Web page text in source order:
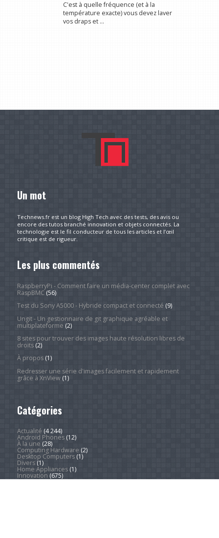
C'est à quelle fréquence (et à la
température exacte) vous devez laver
vos draps et ...
Un mot
Technews.fr est un blog High Tech avec des tests, des avis ou
encore des tutos branché innovation et objets connectés. La
technologie est le fil conducteur de tous les articles et l’œil
critique est de rigueur.
Les plus commentés
RaspberryPi - Comment faire un média-center complet avec
RaspBMC(56)
Test du Sony A5000 - Hybride compact et connecté (9)
Ungit - Un gestionnaire de git graphique agréable et
multiplateforme (2)
8 sites pour trouver des images haute résolution libres de
droits(2)
À propos(1)
Redresser une série d'images facilement et rapidement
grâce à XnView(1)
Catégories
Actualité (4 244)
Android Phones(12)
À la une (28)
Computing Hardware (2)
Desktop Computers(1)
Divers(1)
Home Appliances(1)
Innovation (675)
iPads(1)